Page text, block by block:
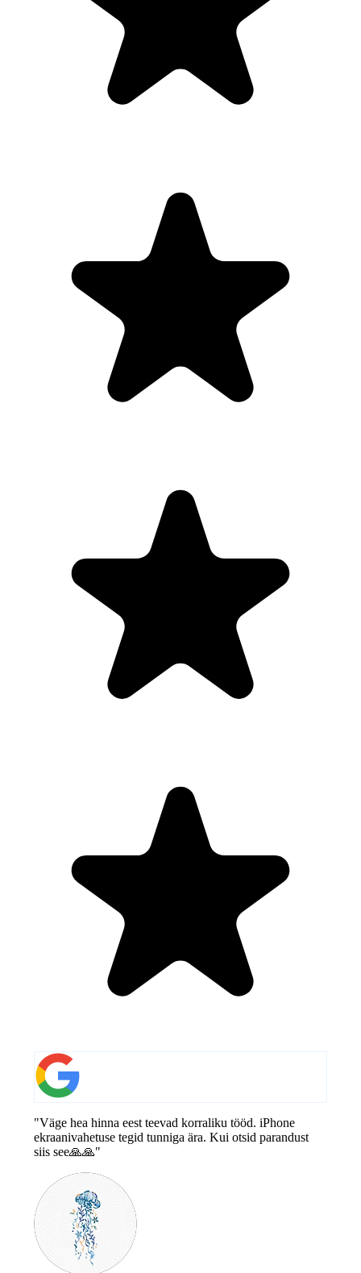
"Väge hea hinna eest teevad korraliku tööd. iPhone
ekraanivahetuse tegid tunniga ära. Kui otsid parandust
siis see🙏🙏"